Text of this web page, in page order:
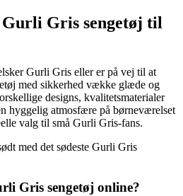
Gris sengetøj til
Gurli Gris eller er på vej til at
med sikkerhed vække glæde og
designs, kvalitetsmaterialer
hyggelig atmosfære på børneværelset
valg til små Gurli Gris-fans.
med det sødeste Gurli Gris
Gris sengetøj online?